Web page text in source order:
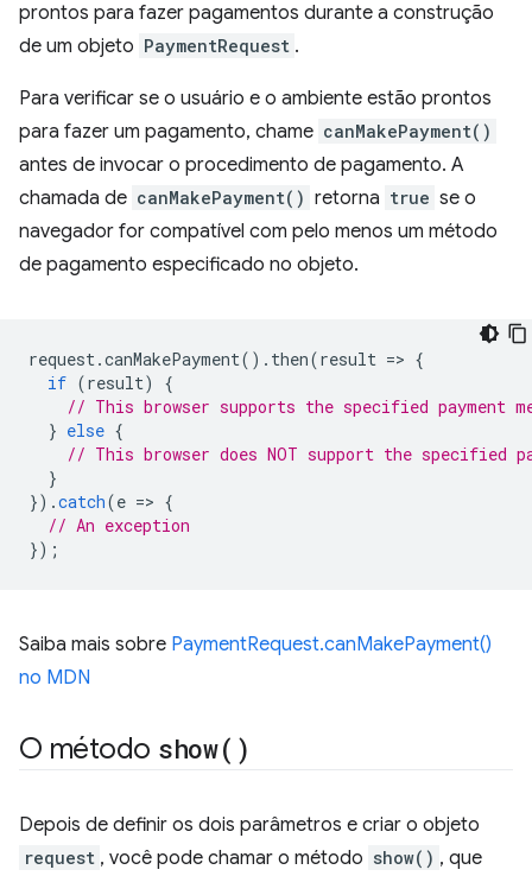
prontos para fazer pagamentos durante a construção
de um objeto PaymentRequest .
Para verificar se o usuário e o ambiente estão prontos
para fazer um pagamento, chame canMakePayment()
antes de invocar o procedimento de pagamento. A
chamada de canMakePayment() retorna true se o
navegador for compatível com pelo menos um método
de pagamento especificado no objeto.
request.canMakePayment(). then(result => {
if (result)
{
// This browser supports the specified payment
} else {
// This browser does NOT support the specified
}
}).catch(e => {
// An exception
});
Saiba mais sobre PaymentRequest.canMakePayment()
no MDN
O método show( )
Depois de definir os dois parâmetros e criar o objeto
request , você pode chamar o método show() , que